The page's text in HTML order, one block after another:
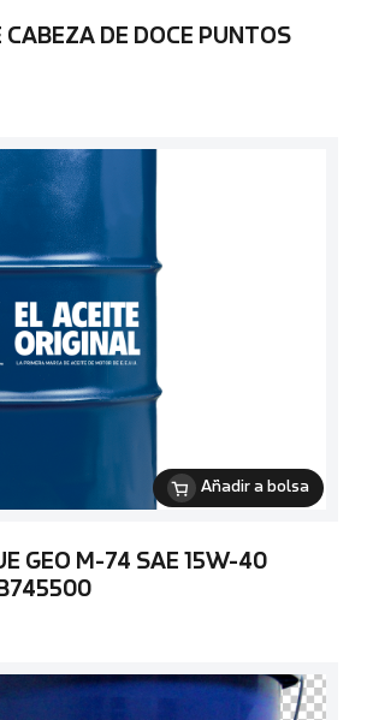
CABEZA DE DOCE PUNTOS
Añadir a bolsa
GEO M-74 SAE 15W-40